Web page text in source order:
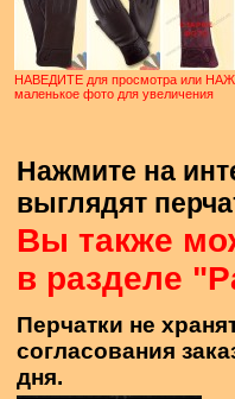
НАВЕДИТЕ для просмотра или
маленькое фото для увеличения
Нажмите на
выглядят
Вы также
в разделе
Перчатки не
согласования
дня.